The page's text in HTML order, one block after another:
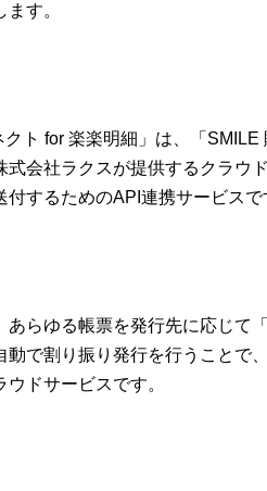
す。
クト for 楽楽明細」は、「
式会社ラクスが提供するクラウ
するためのAPI連携サービスで
あらゆる帳票を発行先に応じて
動で割り振り発行を行うことで
ドサービスです。